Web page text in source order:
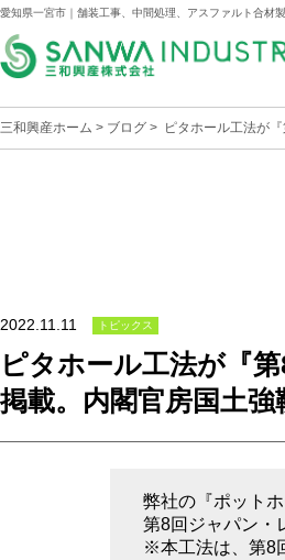
愛知県一宮市｜舗装工事、中間処理、アスファルト合材
三和興産ホーム > ブログ > ピタホール工法が
2022.11.11 トピックス
ピタホール工法が『
掲載。内閣官房国土
弊社の『ポット
第8回ジャパン・
※本工法は、第8